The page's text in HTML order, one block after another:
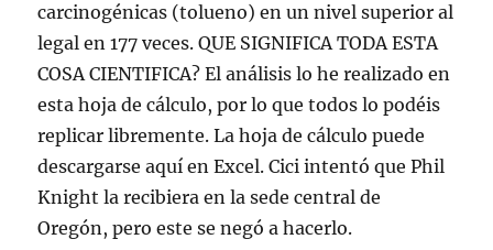
carcinogénicas (tolueno) en un nivel superior al
legal en 177 veces. QUE SIGNIFICA TODA ESTA
COSA CIENTIFICA? El análisis lo he realizado en
esta hoja de cálculo, por lo que todos lo podéis
replicar libremente. La hoja de cálculo puede
descargarse aquí en Excel. Cici intentó que Phil
Knight la recibiera en la sede central de
Oregón, pero este se negó a hacerlo.